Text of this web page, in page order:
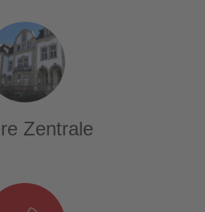
Zentrale